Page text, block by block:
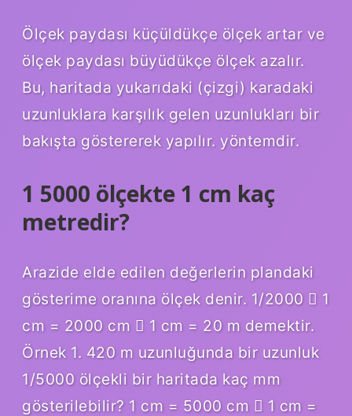
Ölçek paydası küçüldükçe ölçek artar ve
ölçek paydası büyüdükçe ölçek azalır.
Bu, haritada yukarıdaki (çizgi) karadaki
uzunluklara karşılık gelen uzunlukları bir
bakışta göstererek yapılır. yöntemdir.
1 5000 ölçekte 1 cm kaç
metredir?
Arazide elde edilen değerlerin plandaki
gösterime oranına ölçek denir. 1/2000  1
cm = 2000 cm  1 cm = 20 m demektir.
Örnek 1. 420 m uzunluğunda bir uzunluk
1/5000 ölçekli bir haritada kaç mm
gösterilebilir? 1 cm = 5000 cm  1 cm =